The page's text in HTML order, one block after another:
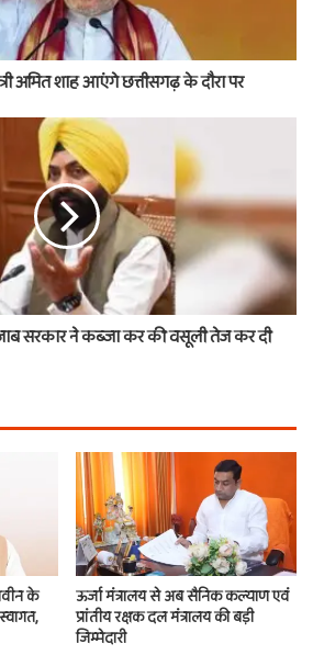
अमित शाह आएंगे छत्तीसगढ़ के दौरा पर
सरकार ने कब्जा कर की वसूली तेज कर दी
के
ऊर्जा मंत्रालय से अब सैनिक कल्याण एवं
प्रांतीय रक्षक दल मंत्रालय की बड़ी
जिम्मेदारी